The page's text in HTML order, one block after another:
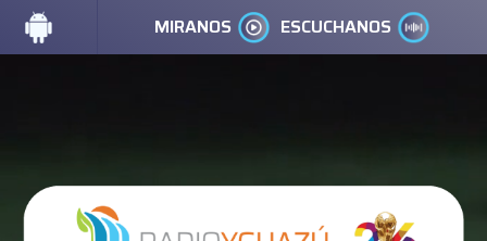
MIRANOS ESCUCHANOS